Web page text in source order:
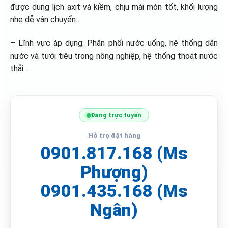
được dung lịch axit và kiềm, chịu mài mòn tốt, khối lượng
nhẹ dễ vận chuyển…
– Lĩnh vực áp dụng: Phân phối nước uống, hệ thống dẫn
nước và tưới tiêu trong nông nghiệp, hệ thống thoát nước
thải…
Đang trực tuyến
Hỗ trợ đặt hàng
0901.817.168 (Ms
Phượng)
0901.435.168 (Ms
Ngân)